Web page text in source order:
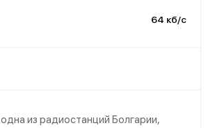
64 кб/с
из радиостанций Болгарии,